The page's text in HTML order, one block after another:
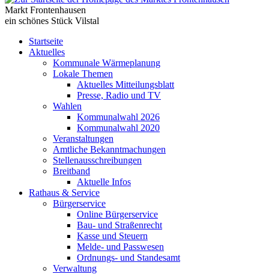
Markt Frontenhausen
ein schönes Stück Vilstal
Startseite
Aktuelles
Kommunale Wärmeplanung
Lokale Themen
Aktuelles Mitteilungsblatt
Presse, Radio und TV
Wahlen
Kommunalwahl 2026
Kommunalwahl 2020
Veranstaltungen
Amtliche Bekanntmachungen
Stellenausschreibungen
Breitband
Aktuelle Infos
Rathaus & Service
Bürgerservice
Online Bürgerservice
Bau- und Straßenrecht
Kasse und Steuern
Melde- und Passwesen
Ordnungs- und Standesamt
Verwaltung